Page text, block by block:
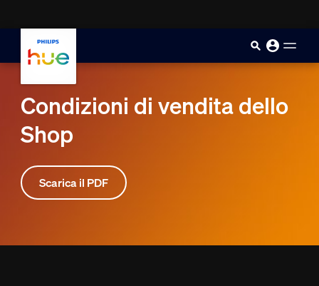
Condizioni di vendita dello
Shop
Scarica il PDF